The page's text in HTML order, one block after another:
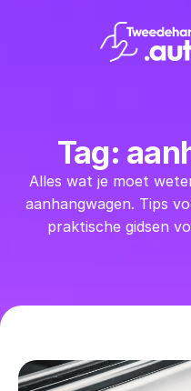
Tag:
Alles wat je moet
aanhangwagen. Tips
praktische gidsen